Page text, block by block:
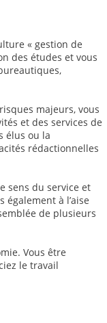
« gestion de
des études et vous
majeurs, vous
et des services de
élus ou la
rédactionnelles
sens du service et
également à l’aise
de plusieurs
Vous être
le travail